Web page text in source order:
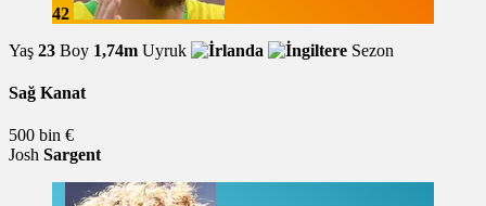
42
Yaş 23 Boy 1,74m Uyruk Sezon
Sağ Kanat
500 bin €
Josh Sargent